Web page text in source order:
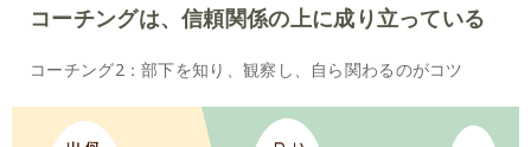
コーチングは、信頼関係の上に成り立っている
コーチング2：部下を知り、観察し、自ら関わるのがコツ